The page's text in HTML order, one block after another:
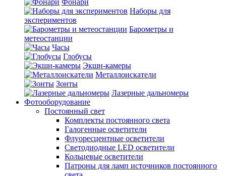
Фонари
Наборы для
экспериментов
Барометры и
метеостанции
Часы
Глобусы
Экшн-камеры
Металлоискатели
Зонты
Лазерные дальномеры
Фотооборудование
Постоянный свет
Комплекты постоянного света
Галогенные осветители
Флуоресцентные осветители
Светодиодные LED осветители
Кольцевые осветители
Патроны для ламп источников постоянного